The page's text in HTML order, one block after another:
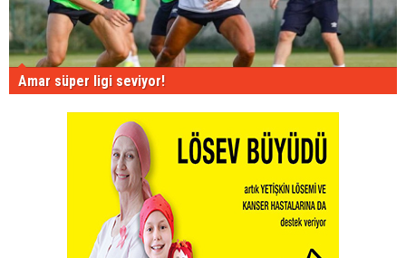
Amar süper ligi seviyor!